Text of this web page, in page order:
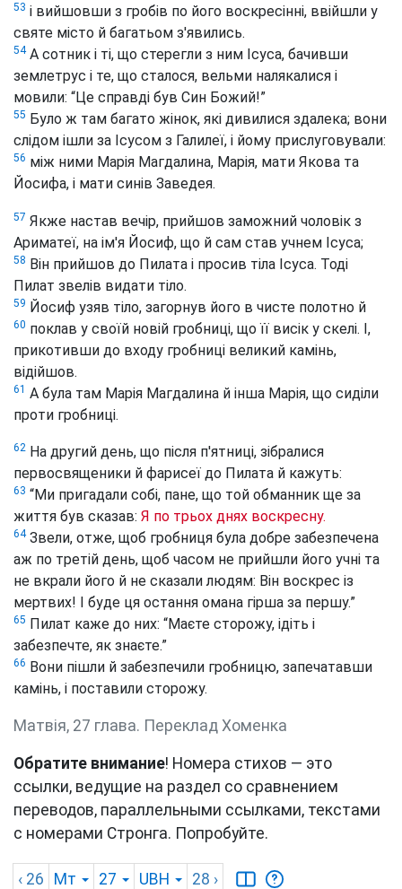
53 і вийшовши з гробів по його воскресінні, ввійшли у
святе місто й багатьом з'явились.
54А сотник і ті, що стерегли з ним Ісуса, бачивши
землетрус і те, що сталося, вельми налякалися і
мовили: “Це справді був Син Божий!”
55 Було ж там багато жінок, які дивилися здалека; вони
слідом ішли за Ісусом з Галилеї, і йому прислуговували:
56 між ними Марія Магдалина, Марія, мати Якова та
Йосифа, і мати синів Заведея.
57 Якже настав вечір, прийшов заможний чоловік з
Ариматеї, на ім'я Йосиф, що й сам став учнем Ісуса;
58 Він прийшов до Пилата і просив тіла Ісуса. Тоді
Пилат звелів видати тіло.
59 Йосиф узяв тіло, загорнув його в чисте полотно й
60 поклав у своїй новій гробниці, що її висік у скелі. І,
прикотивши до входу гробниці великий камінь,
відійшов.
61 А була там Марія Магдалина й інша Марія, що сиділи
проти гробниці.
62 На другий день, що після п'ятниці, зібралися
первосвященики й фарисеї до Пилата й кажуть:
63 “Ми пригадали собі, пане, що той обманник ще за
життя був сказав: Я по трьох днях воскресну.
64Звели, отже, щоб гробниця була добре забезпечена
аж по третій день, щоб часом не прийшли його учні та
не вкрали його й не сказали людям: Він воскрес із
мертвих! І буде ця остання омана гірша за першу.”
65 Пилат каже до них: “Маєте сторожу, ідіть і
забезпечте, як знаєте.”
66 Вони пішли й забезпечили гробницю, запечатавши
камінь, і поставили сторожу.
Матвія, 27 глава. Переклад Хоменка
Обратите внимание! Номера стихов — это
ссылки, ведущие на раздел со сравнением
переводов, параллельными ссылками, текстами
с номерами Стронга. Попробуйте.
‹ 26 Мт 27 UBH 28 ›